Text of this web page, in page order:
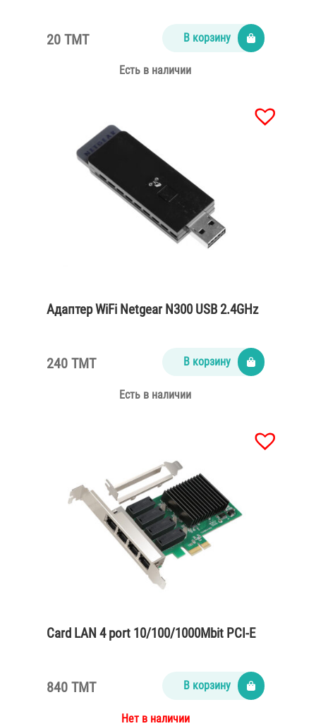
20 TMT В корзину
Есть в наличии
Адаптер WiFi Netgear N300 USB 2.4GHz
240 TMT В корзину
Есть в наличии
Card LAN 4 port 10/100/1000Mbit PCI-E
840 TMT В корзину
Нет в наличии